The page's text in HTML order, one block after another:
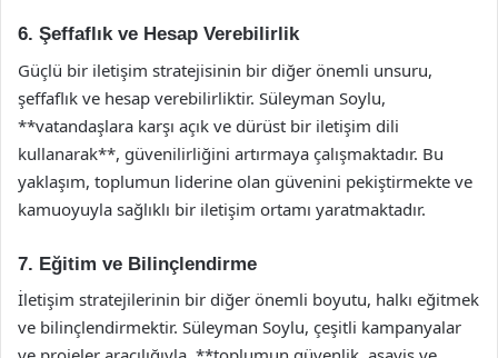
6. Şeffaflık ve Hesap Verebilirlik
Güçlü bir iletişim stratejisinin bir diğer önemli unsuru,
şeffaflık ve hesap verebilirliktir. Süleyman Soylu,
**vatandaşlara karşı açık ve dürüst bir iletişim dili
kullanarak**, güvenilirliğini artırmaya çalışmaktadır. Bu
yaklaşım, toplumun liderine olan güvenini pekiştirmekte ve
kamuoyuyla sağlıklı bir iletişim ortamı yaratmaktadır.
7. Eğitim ve Bilinçlendirme
İletişim stratejilerinin bir diğer önemli boyutu, halkı eğitmek
ve bilinçlendirmektir. Süleyman Soylu, çeşitli kampanyalar